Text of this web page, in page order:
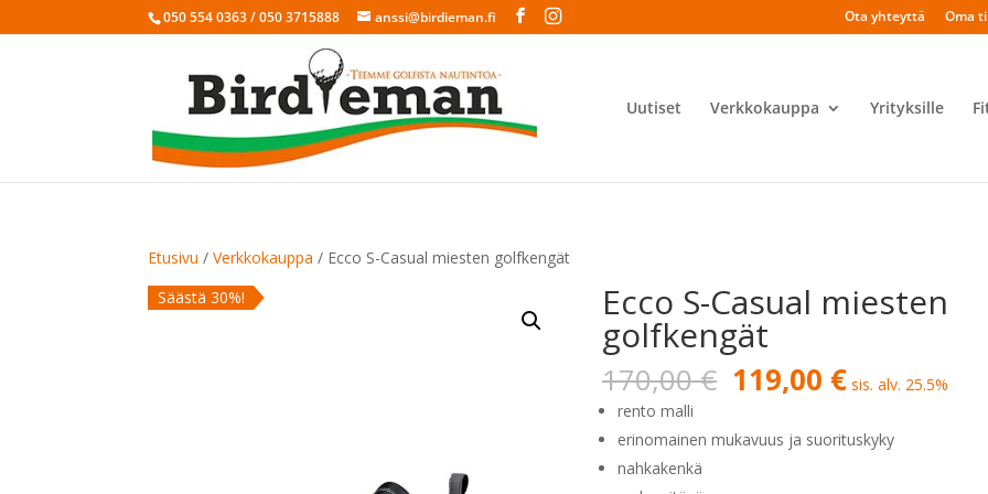
050 554 0363 / 050 3715888 anssi@birdieman.fi Ota yhteyttä Oma
Uutiset Verkkokauppa Yrityksille
Etusivu /Verkkokauppa / Ecco S-Casual miesten golfkengät
Säästä 30%!
Ecco S-Casual miesten
golfkengät
170,00€ Alkuperäinen
hinta
oli:
170,00 €.
119,00€Nykyinen
hinta
on:
119,00 €.
sis. alv. 25.5%
rento malli
erinomainen mukavuus ja suorituskyky
nahkakenkä